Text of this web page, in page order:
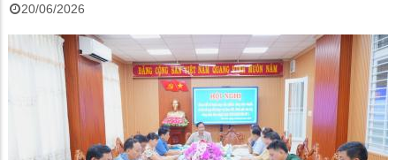
20/06/2026